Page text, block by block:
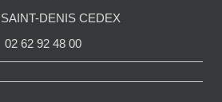
DENIS CEDEX
02 62 92 48 00